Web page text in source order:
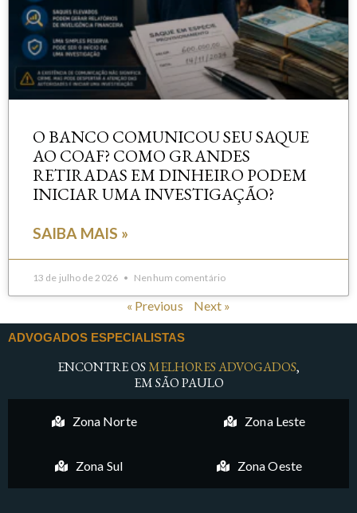
O BANCO COMUNICOU SEU SAQUE
AO COAF? COMO GRANDES
RETIRADAS EM DINHEIRO PODEM
INICIAR UMA INVESTIGAÇÃO?
SAIBA MAIS »
13 de julho de 2026 Nenhum comentário
« Previous Next »
ADVOGADOS ESPECIALISTAS
ENCONTRE OSMELHORES ADVOGADOS,
EM SÃO PAULO
Zona Norte Zona Leste
Zona Sul Zona Oeste